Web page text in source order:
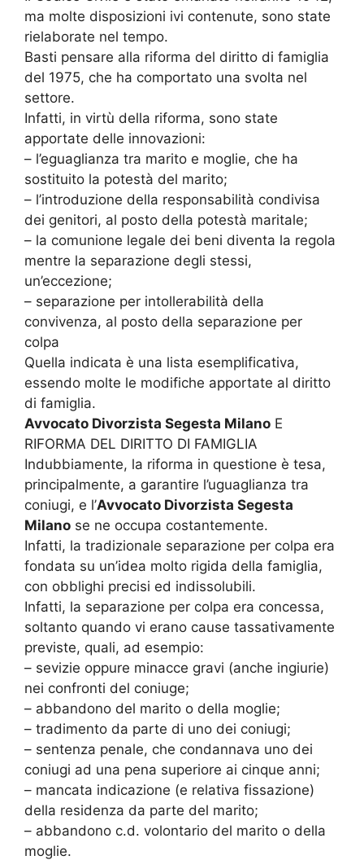
ma molte disposizioni ivi contenute, sono state
rielaborate nel tempo.
Basti pensare alla riforma del diritto di famiglia
del 1975, che ha comportato una svolta nel
settore.
Infatti, in virtù della riforma, sono state
apportate delle innovazioni:
– l’eguaglianza tra marito e moglie, che ha
sostituito la potestà del marito;
– l’introduzione della responsabilità condivisa
dei genitori, al posto della potestà maritale;
– la comunione legale dei beni diventa la regola
mentre la separazione degli stessi,
un’eccezione;
– separazione per intollerabilità della
convivenza, al posto della separazione per
colpa
Quella indicata è una lista esemplificativa,
essendo molte le modifiche apportate al diritto
di famiglia.
Avvocato Divorzista Segesta Milano E
RIFORMA DEL DIRITTO DI FAMIGLIA
Indubbiamente, la riforma in questione è tesa,
principalmente, a garantire l’uguaglianza tra
coniugi, e l’Avvocato Divorzista Segesta
Milano se ne occupa costantemente.
Infatti, la tradizionale separazione per colpa era
fondata su un’idea molto rigida della famiglia,
con obblighi precisi ed indissolubili.
Infatti, la separazione per colpa era concessa,
soltanto quando vi erano cause tassativamente
previste, quali, ad esempio:
– sevizie oppure minacce gravi (anche ingiurie)
nei confronti del coniuge;
– abbandono del marito o della moglie;
– tradimento da parte di uno dei coniugi;
– sentenza penale, che condannava uno dei
coniugi ad una pena superiore ai cinque anni;
– mancata indicazione (e relativa fissazione)
della residenza da parte del marito;
– abbandono c.d. volontario del marito o della
moglie.